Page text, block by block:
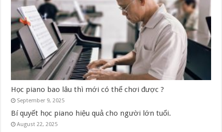
Học piano bao lâu thì mới có thể chơi được ?
September 9, 2025
Bí quyết học piano hiệu quả cho người lớn tuổi.
August 22, 2025